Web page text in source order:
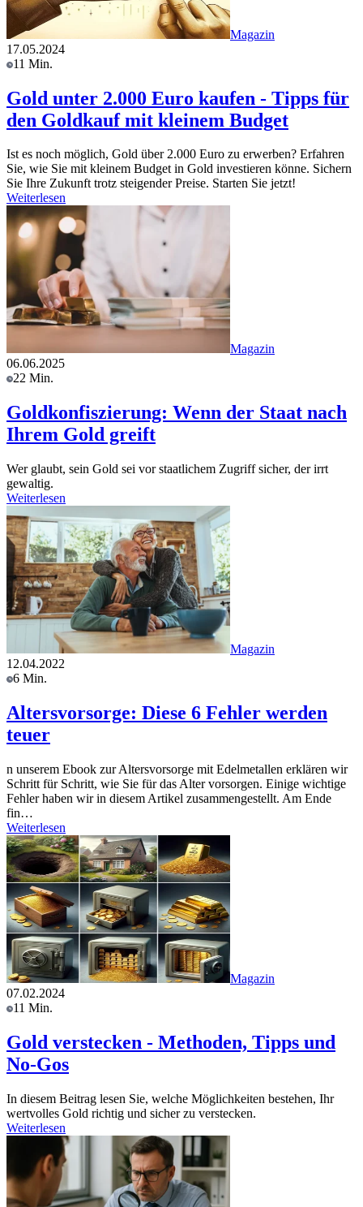
Magazin
17.05.2024
11 Min.
Gold unter 2.000 Euro kaufen - Tipps für
den Goldkauf mit kleinem Budget
Ist es noch möglich, Gold über 2.000 Euro zu erwerben? Erfahren
Sie, wie Sie mit kleinem Budget in Gold investieren könne. Sichern
Sie Ihre Zukunft trotz steigender Preise. Starten Sie jetzt!
Weiterlesen
Magazin
06.06.2025
22 Min.
Goldkonfiszierung: Wenn der Staat nach
Ihrem Gold greift
Wer glaubt, sein Gold sei vor staatlichem Zugriff sicher, der irrt
gewaltig.
Weiterlesen
Magazin
12.04.2022
6 Min.
Altersvorsorge: Diese 6 Fehler werden
teuer
n unserem Ebook zur Altersvorsorge mit Edelmetallen erklären wir
Schritt für Schritt, wie Sie für das Alter vorsorgen. Einige wichtige
Fehler haben wir in diesem Artikel zusammengestellt. Am Ende
fin…
Weiterlesen
Magazin
07.02.2024
11 Min.
Gold verstecken - Methoden, Tipps und
No-Gos
In diesem Beitrag lesen Sie, welche Möglichkeiten bestehen, Ihr
wertvolles Gold richtig und sicher zu verstecken.
Weiterlesen